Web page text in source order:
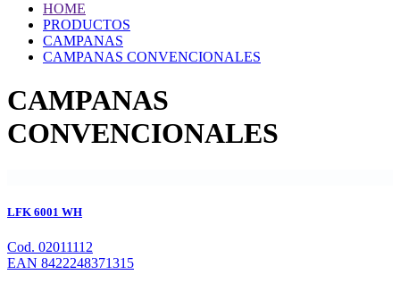
HOME
PRODUCTOS
CAMPANAS
CAMPANAS CONVENCIONALES
CAMPANAS
CONVENCIONALES
LFK 6001 WH
Cod. 02011112
EAN 8422248371315